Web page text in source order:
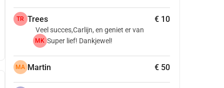
TR Trees € 10
Veel succes,Carlijn, en geniet er van
MK Super lief! Dankjewel!
MA Martin € 50